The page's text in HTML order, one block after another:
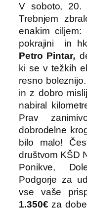
V soboto,
Trebnjem
enakim ciljem:
pokrajini in
Petro Pintar,
ki se v težkih
resno
in z dobro
nabiral
Prav
dobrodelne
bilo malo!
društvom KŠD
Ponikve,
Podgorje za
vse vaše
1.350€ za